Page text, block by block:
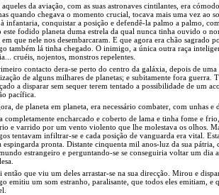
aqueles da aviação, com as suas astronaves cintilantes, era
quando chegava o momento crucial, tocava mais uma vez ao
infantaria, conquistar a posição e defendê-la palmo a palmo,
este fodido planeta duma estrela da qual nunca tinha ouvido o
em que nele nos desembarcaram. E que agora era chão sagrado
também lá tinha chegado. O inimigo, a única outra raça
cruéis, nojentos, monstros repelentes.
contacto dera-se perto do centro da galáxia, depois de
de alguns milhares de planetas; e subitamente fora guerra.
a disparar sem sequer terem tentado a possibilidade de um
pacífica.
de planeta em planeta, era necessário combater, com unhas e
completamente encharcado e coberto de lama e tinha fome e
e varrido por um vento violento que lhe molestava os olhos.
tentavam infiltrar-se e cada posição de vanguarda era vital.
espingarda pronta. Distante cinquenta mil anos-luz da sua pátria,
estrangeiro e perguntando-se se conseguiria voltar um dia
então que viu um deles arrastar-se na sua direcção. Mirou e
emitiu um som estranho, paralisante, que todos eles emitiam, e